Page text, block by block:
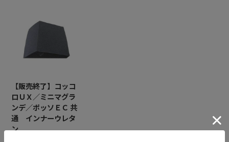
【販売終了】コッコ
ロＵＸ／ミニマグラ
ンデ／ポッソＥＣ 共
通 インナーウレタ
ン